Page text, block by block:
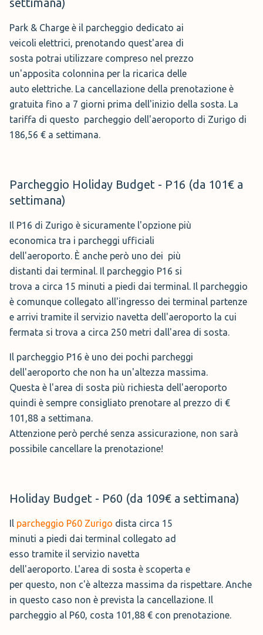
Park 2 Fly Zurigo (150,00 € a
settimana)
Park 2 Flyè un parcheggio
dell'aeroporto di Zurigo con
servizio navetta, dista soltanto 3
minuti dallo scalo svizzero. Il
aperta h24, è presente un wc ed una sala d'attesa per i
viaggiatori.
🕤 Orari: 24/7
🚌 Servizio: Navetta
🅿️ Posti Auto:coperti e scoperti
Prenota →
dell'aeroporto. È anche però uno dei più
distanti dai terminal. Il parcheggio P16 si
trova a circa 15 minuti a piedi dai terminal. Il parcheggio
è comunque collegato all'ingresso dei terminal partenze
e arrivi tramite il servizio navetta dell'aeroporto la cui
fermata si trova a circa 250 metri dall'area di sosta.
Il parcheggio P16 è uno dei pochi parcheggi
dell'aeroporto che non ha un'altezza massima.
Questa è l'area di sosta più richiesta dell'aeroporto
Attenzione però perché senza assicurazione, non sarà
possibile cancellare la prenotazione!
Holiday Budget - P60 (da 109€ a settimana)
Ilparcheggio P60 Zurigodista circa 15
minuti a piedi dai terminal collegato ad
esso tramite il servizio navetta
dell'aeroporto. L'area di sosta è scoperta e
per questo, non c'è altezza massima da rispettare. Anche
parcheggio al P60, costa 101,88 € con prenotazione.
Park & Charge è il parcheggio dedicato ai
veicoli elettrici, prenotando quest'area di
sosta potrai utilizzare compreso nel prezzo
un'apposita colonnina per la ricarica delle
auto elettriche. La cancellazione della prenotazione è
gratuita fino a 7 giorni prima dell'inizio della sosta. La
tariffa di questo parcheggio dell'aeroporto di Zurigo di
186,56 € a settimana.
Parcheggio Holiday Budget - P16 (da 101€ a
settimana)
Il P16 di Zurigo è sicuramente l'opzione più
economica tra i parcheggi ufficiali
dell'aeroporto. È anche però uno dei più
distanti dai terminal. Il parcheggio P16 si
trova a circa 15 minuti a piedi dai terminal. Il parcheggio
è comunque collegato all'ingresso dei terminal partenze
e arrivi tramite il servizio navetta dell'aeroporto la cui
fermata si trova a circa 250 metri dall'area di sosta.
Il parcheggio P16 è uno dei pochi parcheggi
dell'aeroporto che non ha un'altezza massima.
Questa è l'area di sosta più richiesta dell'aeroporto
quindi è sempre consigliato prenotare al prezzo di €
101,88 a settimana.
Attenzione però perché senza assicurazione, non sarà
possibile cancellare la prenotazione!
Holiday Budget - P60 (da 109€ a settimana)
Il parcheggio P60 Zurigo dista circa 15
minuti a piedi dai terminal collegato ad
esso tramite il servizio navetta
dell'aeroporto. L'area di sosta è scoperta e
per questo, non c'è altezza massima da rispettare. Anche
in questo caso non è prevista la cancellazione. Il
parcheggio al P60, costa 101,88 € con prenotazione.